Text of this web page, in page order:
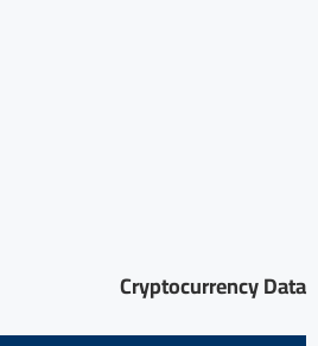
Cryptocurrency Data